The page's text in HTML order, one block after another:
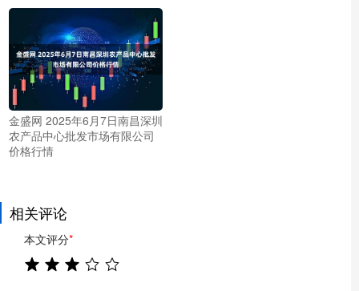
金盛网 2025年6月7日南昌深圳
农产品中心批发市场有限公司
价格行情
相关评论
本文评分*